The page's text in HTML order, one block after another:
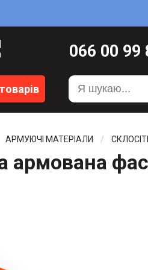
066 00 99
099 20 51
099 20 59
АРМУЮЧІ МАТЕРІАЛИ
армована